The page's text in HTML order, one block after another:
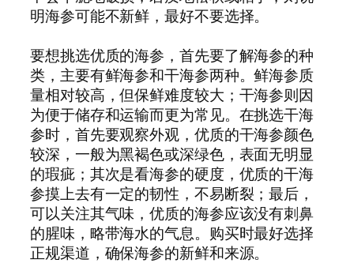
明海参可能不新鲜，最好不要选择。
要想挑选优质的海参，首先要了解海参的种
类，主要有鲜海参和干海参两种。鲜海参质
量相对较高，但保鲜难度较大；干海参则因
为便于储存和运输而更为常见。在挑选干海
参时，首先要观察外观，优质的干海参颜色
较深，一般为黑褐色或深绿色，表面无明显
的瑕疵；其次是看海参的硬度，优质的干海
参摸上去有一定的韧性，不易断裂；最后，
可以关注其气味，优质的海参应该没有刺鼻
的腥味，略带海水的气息。购买时最好选择
正规渠道，确保海参的新鲜和来源。